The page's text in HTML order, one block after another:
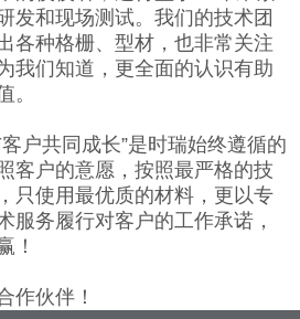
发和现场测试。我们的技术团
各种格栅、型材，也非常关注
我们知道，更全面的认识有助
。
户共同成长”是时瑞始终遵循的
客户的意愿，按照最严格的技
只使用最优质的材料，更以专
服务履行对客户的工作承诺，
！
作伙伴！